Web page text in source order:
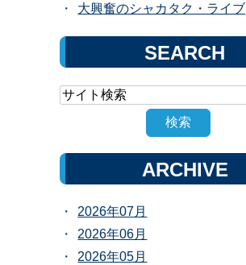
大興奮のシャカタク・ライブ
SEARCH
ARCHIVE
2026年07月
2026年06月
2026年05月